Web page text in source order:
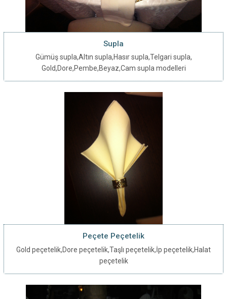
Supla
Gümüş supla,Altın supla,Hasır supla,Telgari supla,
Gold,Dore,Pembe,Beyaz,Cam supla modelleri
Peçete Peçetelik
Gold peçetelik,Dore peçetelik,Taşlı peçetelik,İp peçetelik,Halat
peçetelik